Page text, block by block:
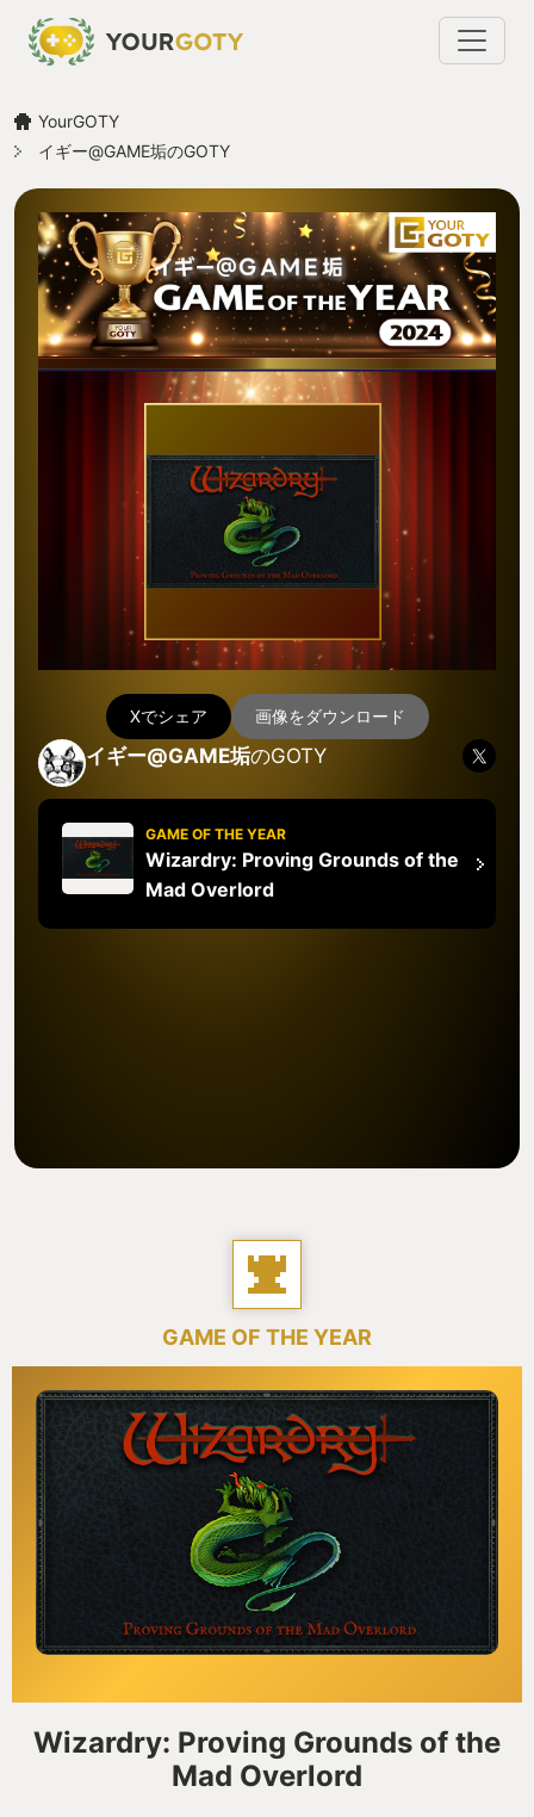
YourGOTY
イギー@GAME垢のGOTY
Xでシェア 画像をダウンロード
イギー@GAME垢のGOTY
GAME OF THE YEAR
Wizardry: Proving Grounds of the
Mad Overlord
GAME OF THE YEAR
Wizardry: Proving Grounds of the
Mad Overlord